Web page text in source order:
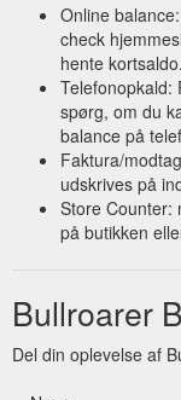
Online
check
hente kortsaldo.
Telefonopkald:
spørg, om du
balance på
Faktura/
udskrives på
Store Counter:
på butikken
Bullroarer
Del din oplevelse af